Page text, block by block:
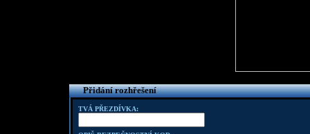
Přidání rozhřešení
TVÁ PŘEZDÍVKA: